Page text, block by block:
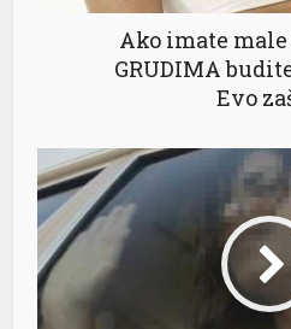
Ako imate male
GRUDIMA
Evo